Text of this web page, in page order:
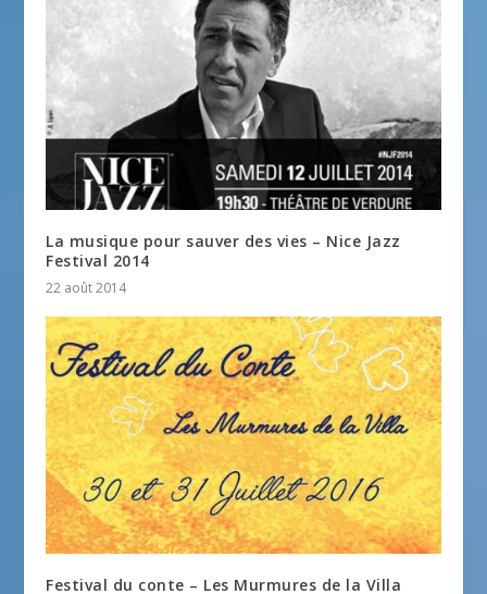
La musique pour sauver des vies – Nice Jazz
Festival 2014
22 août 2014
Festival du conte – Les Murmures de la Villa